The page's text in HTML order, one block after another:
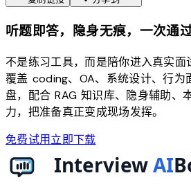
听题即答，隐身无痕，一次通
不是练习工具，而是陪你进入真实面
覆盖 coding、OA、系统设计、行为
盘，配合 RAG 知识库、隐身辅助、
力，把准备真正变成现场发挥。
免费试用立即下载